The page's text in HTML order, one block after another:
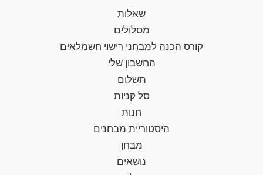
שאלות
מסלולים
קורס הכנה למבחני רישוי חשמלאים
החשבון שלי
תשלום
סל קניות
חנות
היסטוריית מבחנים
מבחן
נושאים